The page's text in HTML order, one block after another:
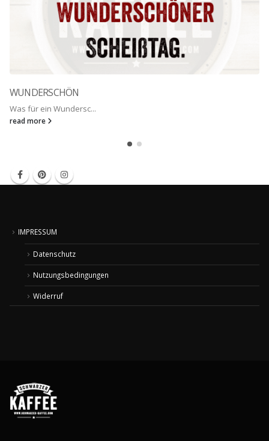
WUNDERSCHÖN
Was für ein Wundersc...
read more
IMPRESSUM
Datenschutz
Nutzungsbedingungen
Widerruf